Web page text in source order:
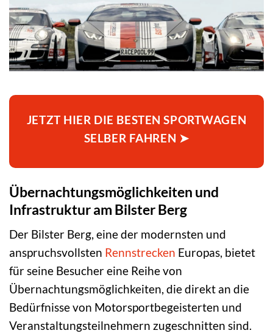
JETZT HIER DIE BESTEN SPORTWAGEN
SELBER FAHREN ➤
Übernachtungsmöglichkeiten und
Infrastruktur am Bilster Berg
Der Bilster Berg, eine der modernsten und
anspruchsvollsten Rennstrecken Europas, bietet
für seine Besucher eine Reihe von
Übernachtungsmöglichkeiten, die direkt an die
Bedürfnisse von Motorsportbegeisterten und
Veranstaltungsteilnehmern zugeschnitten sind.